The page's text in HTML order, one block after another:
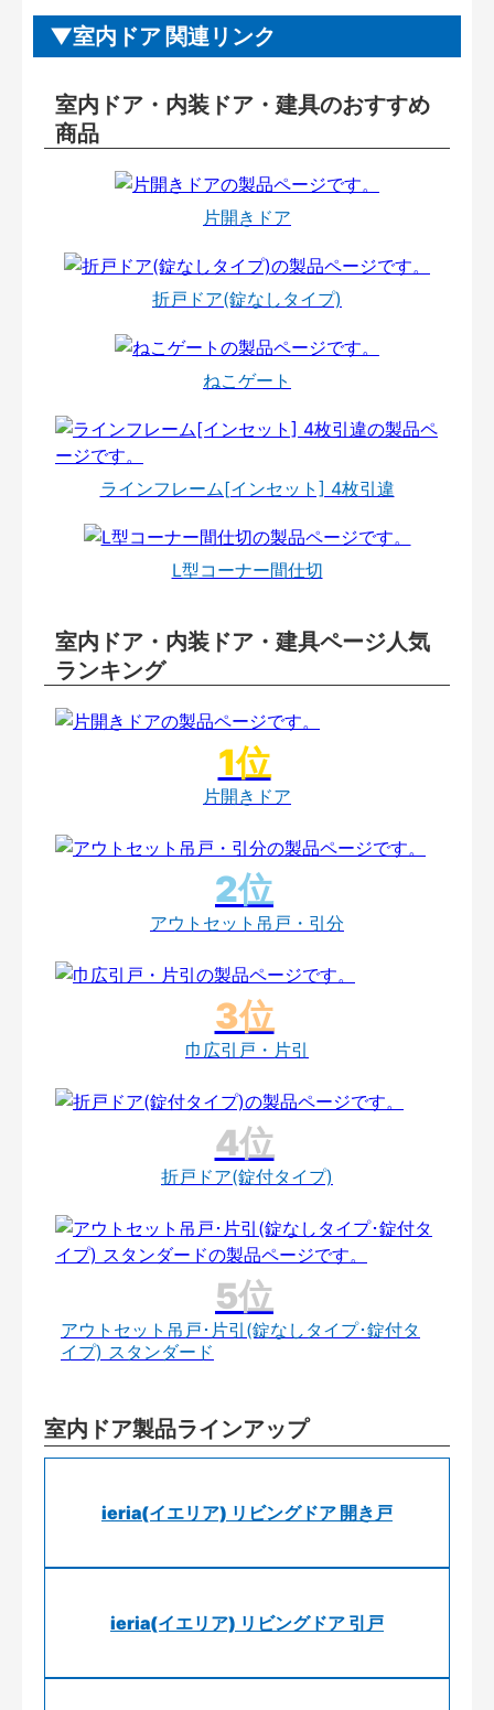
室内ドア 関連リンク
室内ドア・内装ドア・建具のおすすめ
商品
片開きドア
折戸ドア(錠なしタイプ)
ねこゲート
ラインフレーム[インセット] 4枚引違
L型コーナー間仕切
室内ドア・内装ドア・建具ページ人気
ランキング
片開きドア
アウトセット吊戸・引分
巾広引戸・片引
折戸ドア(錠付タイプ)
アウトセット吊戸･片引(錠なしタイプ･錠付タ
イプ) スタンダード
室内ドア製品ラインアップ
ieria(イエリア) リビングドア 開き戸
ieria(イエリア) リビングドア 引戸